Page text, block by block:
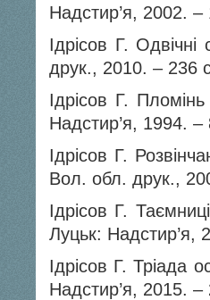
Надстир’я, 2002. –
Ідрісов Г.
друк., 2010. – 236
Ідрісов Г.
Надстир’я, 1994. –
Ідрісов Г.
Вол. обл. друк.,
Ідрісов Г.
Луцьк: Надстир’я,
Ідрісов Г. Тріада
Надстир’я, 2015. –